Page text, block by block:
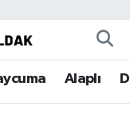
Alaplı